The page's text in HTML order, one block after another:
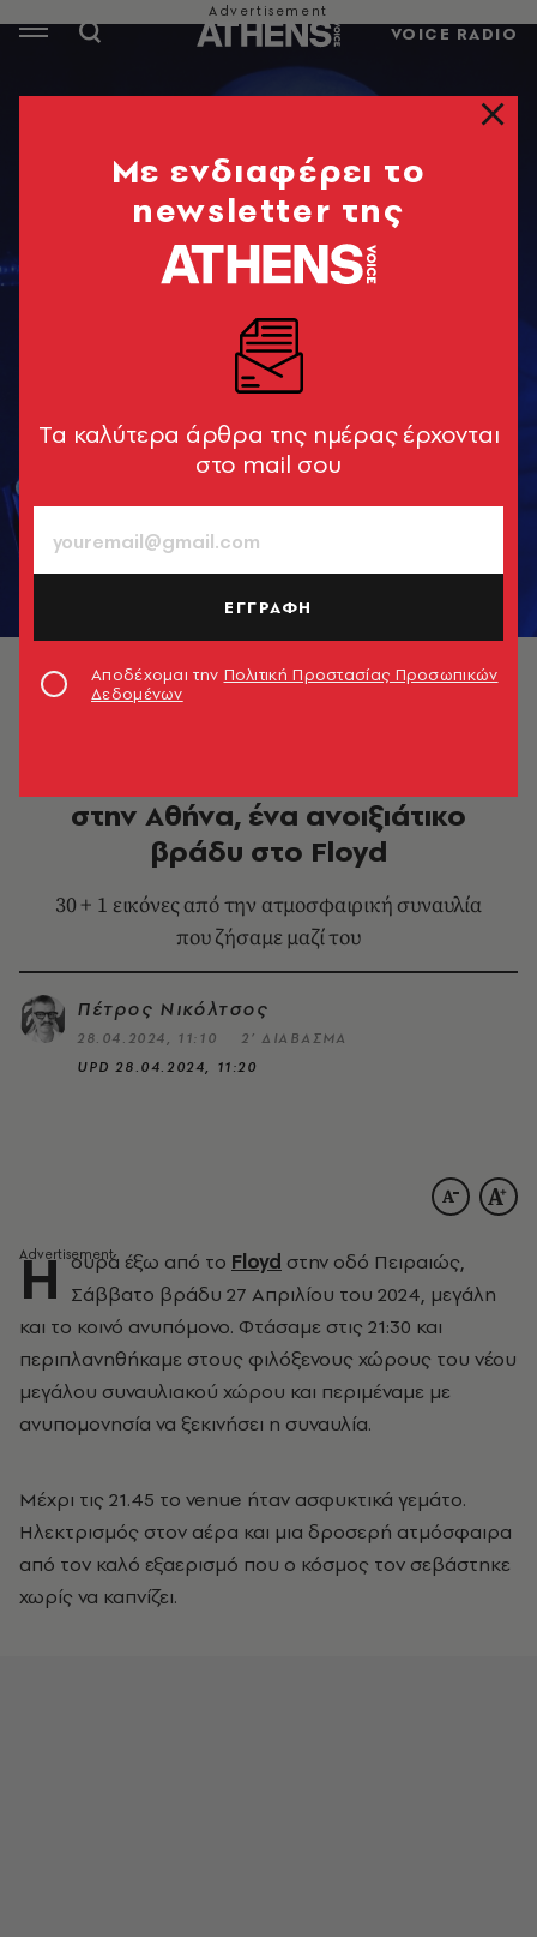
VOICE RADIO
στην Αθήνα, ένα ανοιξιάτικο
βράδυ στο Floyd
30 + 1 εικόνες από την ατμοσφαιρική συναυλία
που ζήσαμε μαζί του
Πέτρος Νικόλτσος
28.04.2024, 11:10
2’ ΔΙΑΒΑΣΜΑ
UPD28.04.2024, 11:20
Η ουρά έξω από το Floyd στην οδό Πειραιώς,
Σάββατο βράδυ 27 Απριλίου του 2024, μεγάλη
και το κοινό ανυπόμονο. Φτάσαμε στις 21:30 και
περιπλανηθήκαμε στους φιλόξενους χώρους του νέου
μεγάλου συναυλιακού χώρου και περιμέναμε με
ανυπομονησία να ξεκινήσει η συναυλία.
Μέχρι τις 21.45 το venue ήταν ασφυκτικά γεμάτο.
Ηλεκτρισμός στον αέρα και μια δροσερή ατμόσφαιρα
από τον καλό εξαερισμό που ο κόσμος τον σεβάστηκε
χωρίς να καπνίζει.
Mε ενδιαφέρει το
newsletter της
Tα καλύτερα άρθρα της ημέρας έρχονται
στο mail σου
ΕΓΓΡΑΦΗ
Αποδέχομαι την Πολιτική Προστασίας Προσωπικών
Δεδομένων